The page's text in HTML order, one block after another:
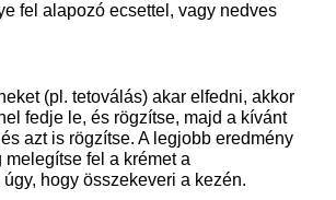
fel alapozó ecsettel, vagy nedves
(pl. tetoválás) akar elfedni, akkor
fedje le, és rögzítse, majd a kívánt
azt is rögzítse. A legjobb eredmény
fel a krémet a
hogy összekeveri a kezén.